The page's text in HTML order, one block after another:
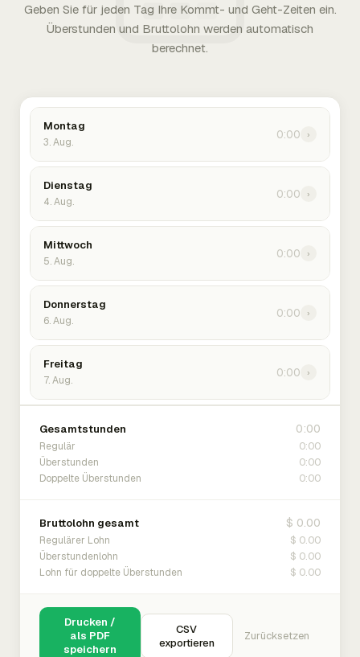
Geben Sie für jeden Tag Ihre Kommt- und Geht-Zeiten ein.
Überstunden und Bruttolohn werden automatisch
berechnet.
Montag
3. Aug.
0:00 ›
Dienstag
4. Aug.
0:00 ›
Mittwoch
5. Aug.
0:00 ›
Donnerstag
6. Aug.
0:00 ›
Freitag
7. Aug.
0:00 ›
Gesamtstunden 0:00
Regulär 0:00
Überstunden 0:00
Doppelte Überstunden 0:00
Bruttolohn gesamt $ 0.00
Regulärer Lohn $ 0.00
Überstundenlohn $ 0.00
Lohn für doppelte Überstunden $ 0.00
Drucken /
als PDF
speichern
CSV
exportieren
Zurücksetzen